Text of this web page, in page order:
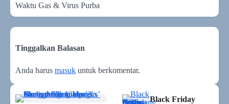
Waktu Gas & Virus Purba
Tinggalkan Balasan
Anda harus masuk untuk berkomentar.
Black Friday